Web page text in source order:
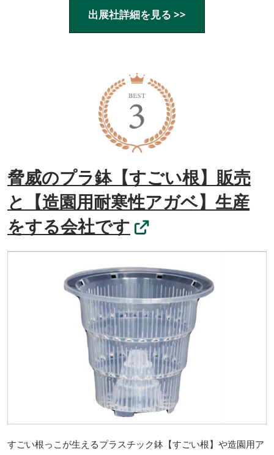
出展社詳細を見る >>
脅威のプラ鉢【すごい根】販売
と【造園用耐寒性アガベ】生産
をする会社です
すごい根っこが生えるプラスチック鉢【すごい根】や造園用ア